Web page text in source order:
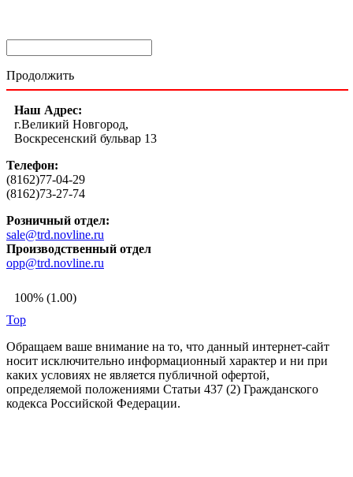
Продолжить
Наш Адрес:
г.Великий Новгород,
Воскресенский бульвар 13
Телефон:
(8162)77-04-29
(8162)73-27-74
Розничный отдел:
sale@trd.novline.ru
Производственный отдел
opp@trd.novline.ru
100% (1.00)
Top
Обращаем ваше внимание на то, что данный интернет-сайт
носит исключительно информационный характер и ни при
каких условиях не является публичной офертой,
определяемой положениями Статьи 437 (2) Гражданского
кодекса Российской Федерации.